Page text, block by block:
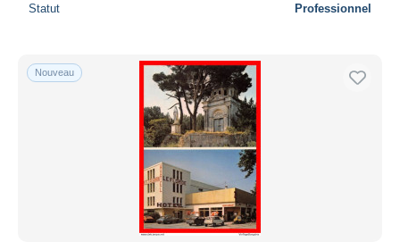
Statut Professionnel
Nouveau